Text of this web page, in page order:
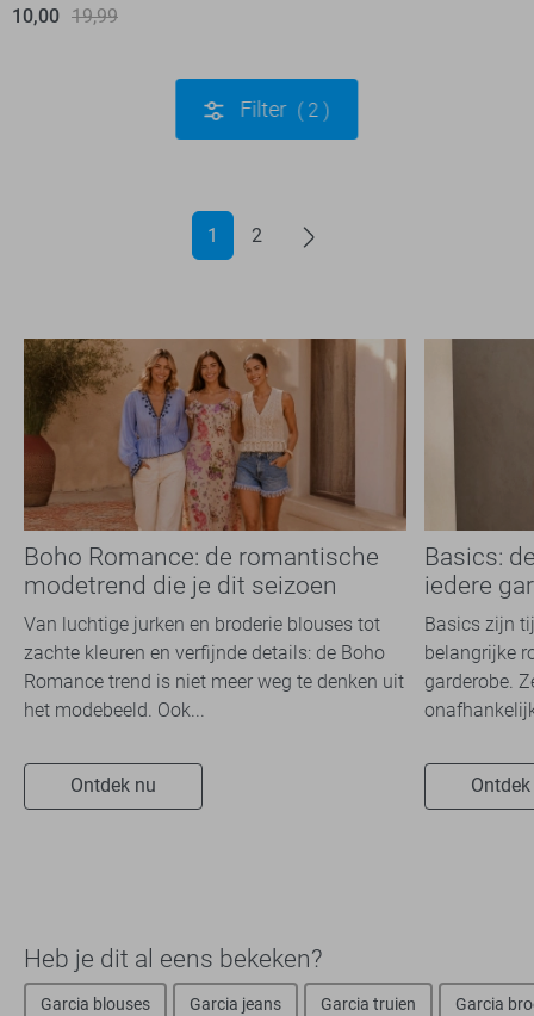
10,00 19,99
Filter 2
1 2
Boho Romance: de romantische
modetrend die je dit seizoen
overal ziet
Van luchtige jurken en broderie blouses tot
zachte kleuren en verfijnde details: de Boho
Romance trend is niet meer weg te denken uit
het modebeeld. Ook...
Ontdek nu
Basics:
iedere
Basics zijn
belangrijke
garderobe.
Heb je dit al eens bekeken?
Garcia blouses Garcia jeans Garcia truien Garcia